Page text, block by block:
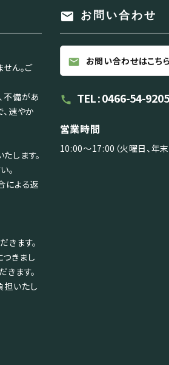
ん。ご
不備があ
速やか
します。
。
による返
きます。
きまし
ます。
いたし
mail お問い合わせ
mail お問い合わせはこちら
call TEL : 0466-54-9205
営業時間
10:00～17:00（火曜日、年末